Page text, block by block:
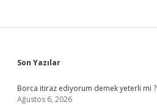
Sidebar
Son Yazılar
Borca itiraz ediyorum demek yeterli mi ?
Ağustos 6, 2026